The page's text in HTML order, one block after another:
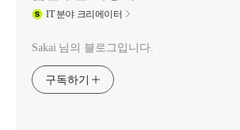
IT분야 크리에이터
Sakai 님의 블로그입니다.
구독하기